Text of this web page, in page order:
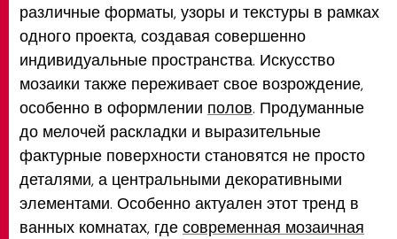
различные форматы, узоры и текстуры в рамках
одного проекта, создавая совершенно
индивидуальные пространства. Искусство
мозаики также переживает свое возрождение,
особенно в оформлении полов. Продуманные
до мелочей раскладки и выразительные
фактурные поверхности становятся не просто
деталями, а центральными декоративными
элементами. Особенно актуален этот тренд в
ванных комнатах, где современная мозаичная